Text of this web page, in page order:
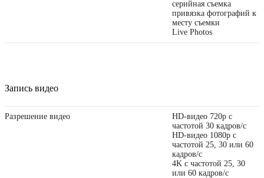
серийная съемка
привязка фотографий к
месту съемки
Live Photos
Запись видео
Разрешение видео
HD-видео 720p с
частотой 30 кадров/ с
HD-видео 1080p с
частотой 25, 30 или 60
кадров/ с
4K с частотой 25, 30
или 60 кадров/ с